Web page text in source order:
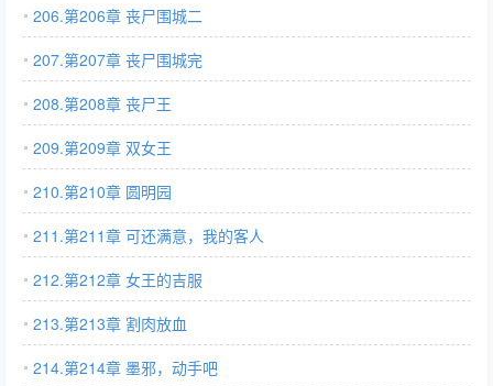
206.第206章 丧尸围城二
207.第207章 丧尸围城完
208.第208章 丧尸王
209.第209章 双女王
210.第210章 圆明园
211.第211章 可还满意，我的客人
212.第212章 女王的吉服
213.第213章 割肉放血
214.第214章 墨邪，动手吧